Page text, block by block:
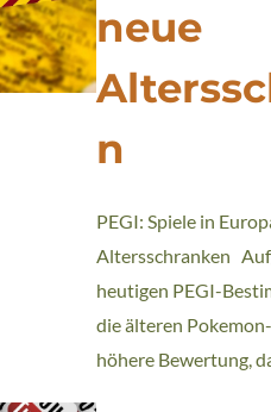
neue
n
PEGI: Spiele in
Altersschranken
heutigen PEGI-
die älteren
höhere Bewertung,